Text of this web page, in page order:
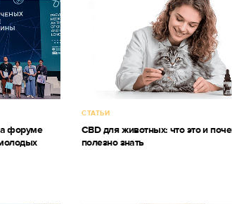
форуме
СТАТЬИ
CBD для животных: что это и
полезно знать